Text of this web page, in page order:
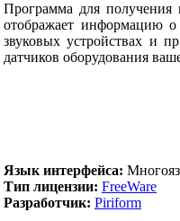
Программа для получения
отображает информацию о
звуковых устройствах и
датчиков оборудования
Язык интерфейса:
Тип лицензии: FreeWare
Разработчик: Piriform